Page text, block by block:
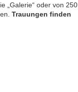
„Galerie“ oder von 250
Trauungen finden